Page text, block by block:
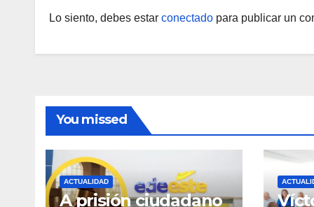
Lo siento, debes estar conectado para publicar un
You missed
ACTUALIDAD
A prisión ciudadano